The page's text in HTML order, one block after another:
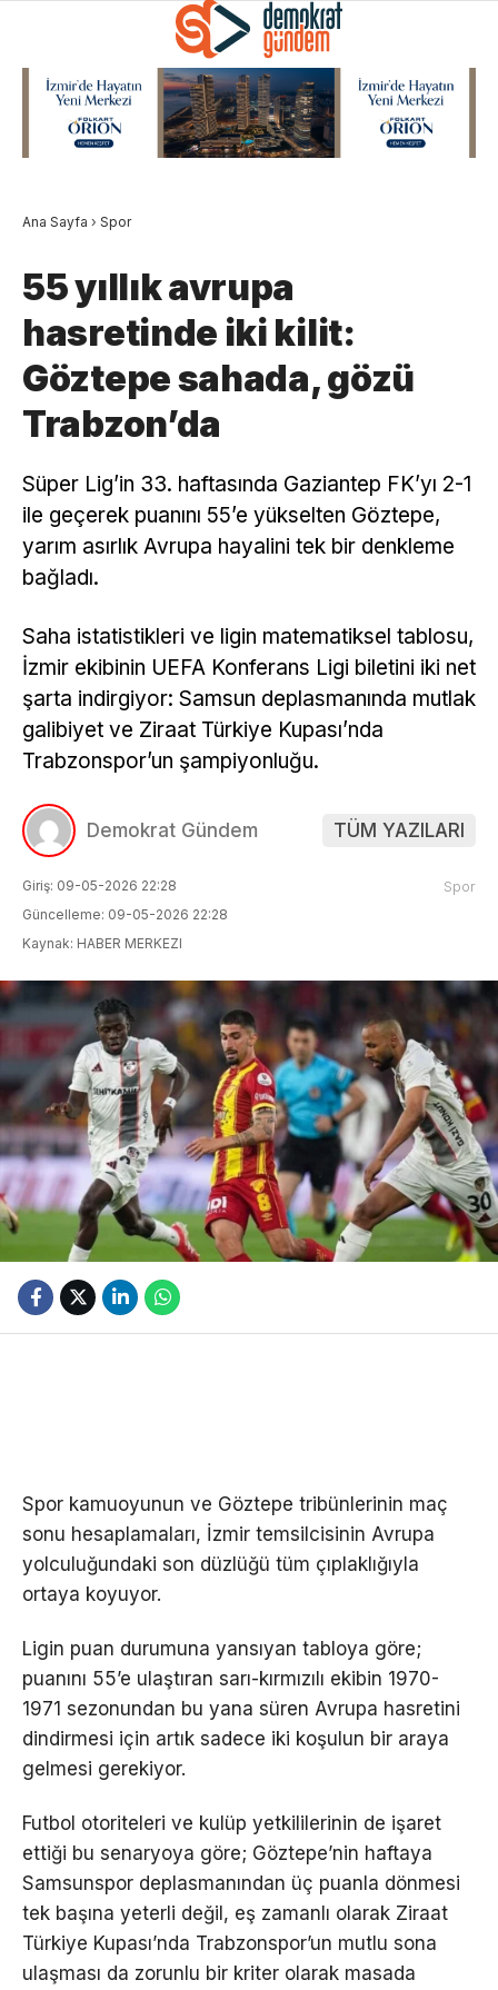
Ana Sayfa › Spor
55 yıllık avrupa
hasretinde iki kilit:
Göztepe sahada, gözü
Trabzon’da
Süper Lig’in 33. haftasında Gaziantep FK’yı 2-1
ile geçerek puanını 55’e yükselten Göztepe,
yarım asırlık Avrupa hayalini tek bir denkleme
bağladı.
Saha istatistikleri ve ligin matematiksel tablosu,
İzmir ekibinin UEFA Konferans Ligi biletini iki net
şarta indirgiyor: Samsun deplasmanında mutlak
galibiyet ve Ziraat Türkiye Kupası’nda
Trabzonspor’un şampiyonluğu.
Demokrat Gündem TÜM YAZILARI
Giriş: 09-05-2026 22:28
Güncelleme: 09-05-2026 22:28
Kaynak: HABER MERKEZI
Spor
Spor kamuoyunun ve Göztepe tribünlerinin maç
sonu hesaplamaları, İzmir temsilcisinin Avrupa
yolculuğundaki son düzlüğü tüm çıplaklığıyla
ortaya koyuyor.
Ligin puan durumuna yansıyan tabloya göre;
puanını 55’e ulaştıran sarı-kırmızılı ekibin 1970-
1971 sezonundan bu yana süren Avrupa hasretini
dindirmesi için artık sadece iki koşulun bir araya
gelmesi gerekiyor.
Futbol otoriteleri ve kulüp yetkililerinin de işaret
ettiği bu senaryoya göre; Göztepe’nin haftaya
Samsunspor deplasmanından üç puanla dönmesi
tek başına yeterli değil, eş zamanlı olarak Ziraat
Türkiye Kupası’nda Trabzonspor’un mutlu sona
ulaşması da zorunlu bir kriter olarak masada